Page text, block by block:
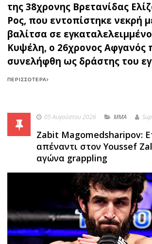
της 38χρονης Βρετανίδας
Ρος, που εντοπίστηκε νεκρή
βαλίτσα σε
Κυψέλη, ο 26χρονος Αφγανός
συνελήφθη ως δράστης του
ΠΕΡΙΣΣΌΤΕΡΑ
05 Αυγούστου 2026 MMA
Zabit Magomedsharipov:
απέναντι στον Youssef
αγώνα grappling